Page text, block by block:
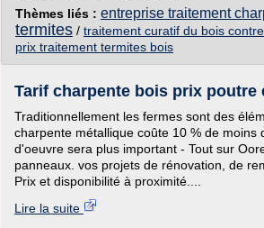
Thèmes liés : entreprise traitement
termites / traitement curatif du bois
prix traitement termites bois
Tarif charpente bois prix poutre
Traditionnellement les fermes sont des
charpente métallique coûte 10 % de
d'oeuvre sera plus important - Tout sur
panneaux. vos projets de rénovation, de
Prix et disponibilité à proximité....
Lire la suite